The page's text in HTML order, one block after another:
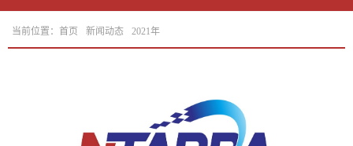
当前位置： 首页 新闻动态 2021年